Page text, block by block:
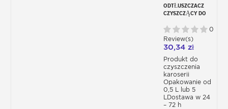
ODTŁUSZCZACZ
CZYSZCZĄCY DO
0
Review(s)
30,34 zł
Produkt do
czyszczenia
karoserii
Opakowanie od
0,5 L lub 5
LDostawa w 24
– 72 h